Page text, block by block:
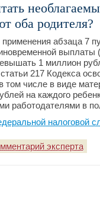
оба родителя?
абзаца 7
выплаты
1 миллион
217 Кодекса
том числе в виде
на каждого
работодателями в
налоговой
эксперта